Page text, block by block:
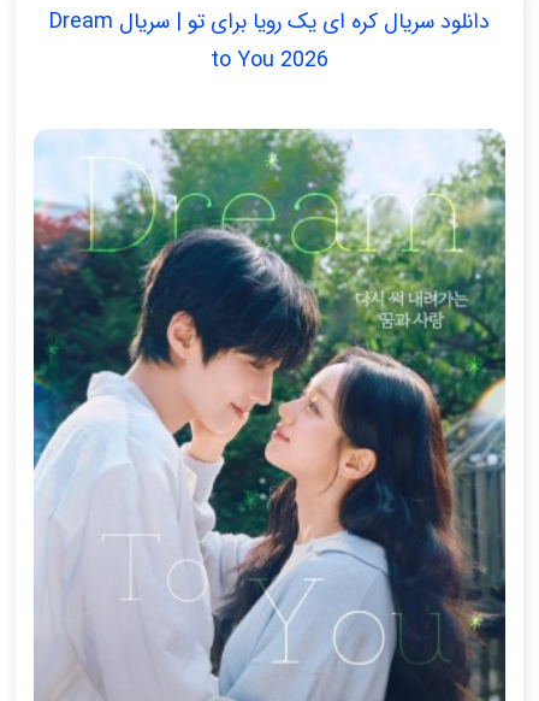
دانلود سریال کره ای یک رویا برای تو | سریال Dream
to You 2026